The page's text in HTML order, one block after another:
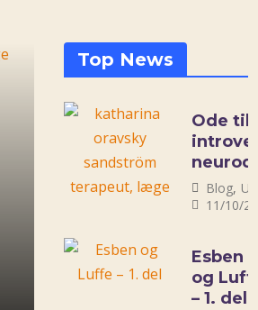
Top News
Ode til
kollega
Blog,
11/10/
Esben
og Luffe
– 1. del